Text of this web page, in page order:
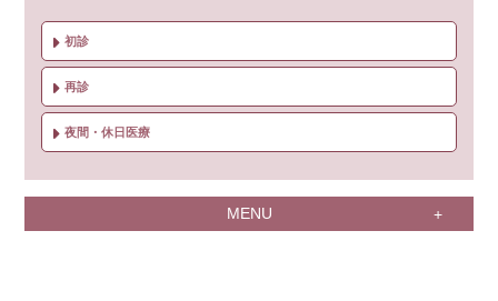
初診
再診
夜間・休日医療
MENU